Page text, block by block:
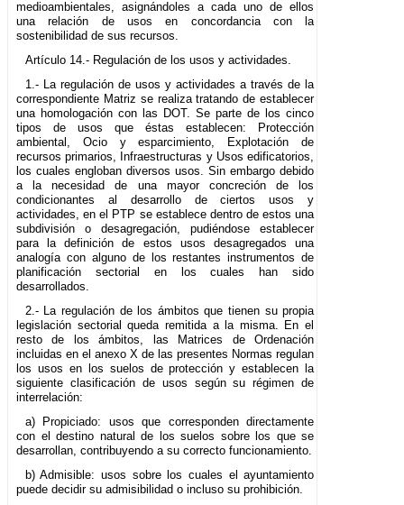
medioambientales, asignándoles a cada uno de ellos
una relación de usos en concordancia con la
sostenibilidad de sus recursos.
Artículo 14.- Regulación de los usos y actividades.
1.- La regulación de usos y actividades a través de la
correspondiente Matriz se realiza tratando de establecer
una homologación con las DOT. Se parte de los cinco
tipos de usos que éstas establecen: Protección
ambiental, Ocio y esparcimiento, Explotación de
recursos primarios, Infraestructuras y Usos edificatorios,
los cuales engloban diversos usos. Sin embargo debido
a la necesidad de una mayor concreción de los
condicionantes al desarrollo de ciertos usos y
actividades, en el PTP se establece dentro de estos una
subdivisión o desagregación, pudiéndose establecer
para la definición de estos usos desagregados una
analogía con alguno de los restantes instrumentos de
planificación sectorial en los cuales han sido
desarrollados.
2.- La regulación de los ámbitos que tienen su propia
legislación sectorial queda remitida a la misma. En el
resto de los ámbitos, las Matrices de Ordenación
incluidas en el anexo X de las presentes Normas regulan
los usos en los suelos de protección y establecen la
siguiente clasificación de usos según su régimen de
interrelación:
a) Propiciado: usos que corresponden directamente
con el destino natural de los suelos sobre los que se
desarrollan, contribuyendo a su correcto funcionamiento.
b) Admisible: usos sobre los cuales el ayuntamiento
puede decidir su admisibilidad o incluso su prohibición.